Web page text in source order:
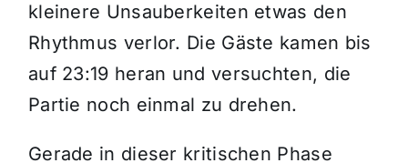
kleinere Unsauberkeiten etwas den
Rhythmus verlor. Die Gäste kamen bis
auf 23:19 heran und versuchten, die
Partie noch einmal zu drehen.
Gerade in dieser kritischen Phase